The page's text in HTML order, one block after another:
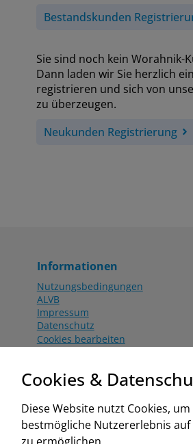
Bestandskunden
Sie sind noch kein Worahnik-
Dann laden wir Sie herzlich
registrieren und sich von
zu überzeugen.
Neukunden Registrierung
Informationen
Nutzungsbedingungen
ALVB
Impressum
Datenschutz
Cookies bearbeiten
Aktionsbedingungen
www.worahnik.at
Zentrale Köttlach
Cookies &
Diese Website nutzt Cookies,
bestmögliche Nutzererlebnis